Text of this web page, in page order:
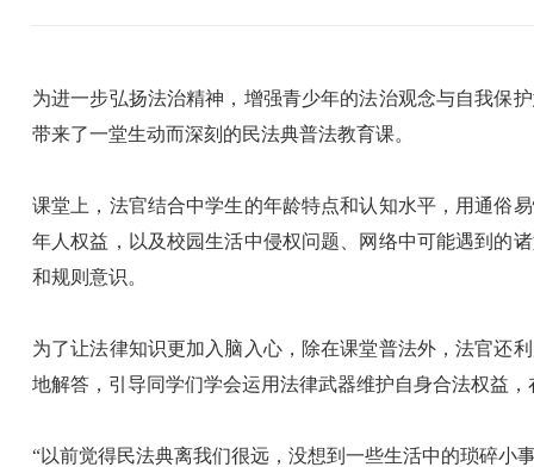
为进一步弘扬法治精神，增强青少年的法治观念与自我保
带来了一堂生动而深刻的民法典普法教育课。
课堂上，法官结合中学生的年龄特点和认知水平，用通俗
年人权益，以及校园生活中侵权问题、网络中可能遇到的
和规则意识。
为了让法律知识更加入脑入心，除在课堂普法外，法官还
地解答，引导同学们学会运用法律武器维护自身合法权益
“以前觉得民法典离我们很远，没想到一些生活中的琐碎小